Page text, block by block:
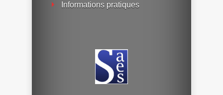
Informations pratiques